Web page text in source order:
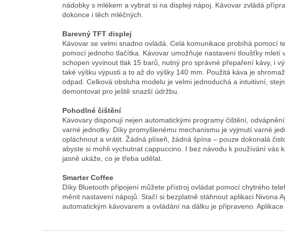
nádobky s mlékem a vybrat si na displeji nápoj. Kávovar zvládá
dokonce i těch mléčných.
Barevný TFT displej
Kávovar se velmi snadno ovládá. Celá komunikace probíhá pomocí
pomocí jednoho tlačítka. Kávovar umožňuje nastavení tloušťky mletí
schopen vyvinout tlak 15 barů, nutný pro správné přepaření kávy, i
také výšku výpusti a to až do výšky 140 mm. Použitá káva je
odpad. Celková obsluha modelu je velmi jednoduchá a intuitivní,
demontovat pro ještě snazší údržbu.
Pohodlné čištění
Kávovary disponují nejen automatickými programy čištění,
varné jednotky. Díky promyšlenému mechanismu je vyjmutí varné
opláchnout a vrátit. Žádná plíseň, žádná špína – pouze dokonalá
abyste si mohli vychutnat cappuccino. I bez návodu k používání vás
jasně ukáže, co je třeba udělat.
Smarter Coffee
Díky Bluetooth připojení můžete přístroj ovládat pomocí chytrého
měnit nastavení nápojů. Stačí si bezplatně stáhnout aplikaci Nivona
automatickým kávovarem a ovládání na dálku je připraveno.